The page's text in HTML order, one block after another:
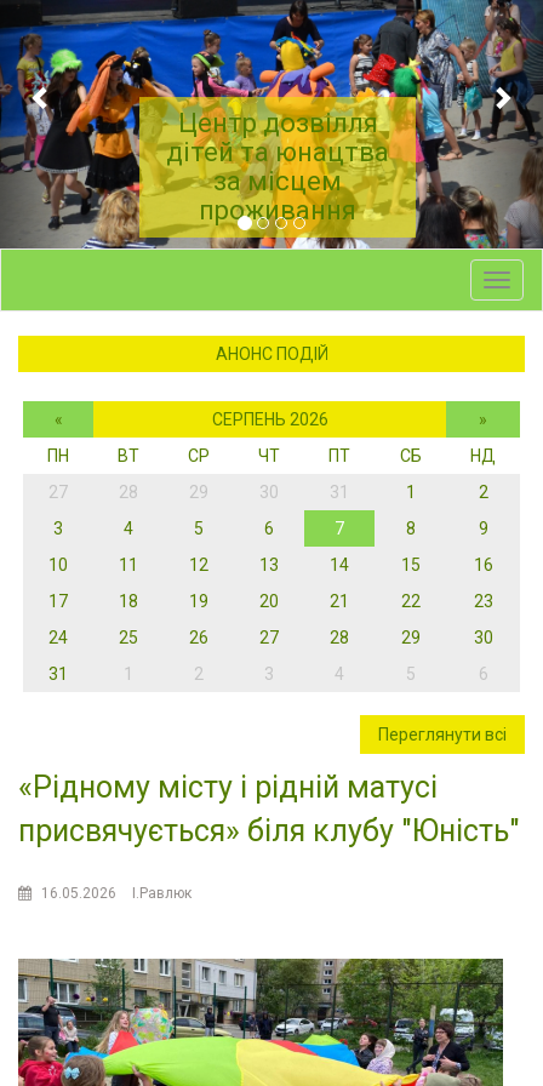
Центр дозвілля
дітей та юнацтва
за місцем
проживання
АНОНС ПОДІЙ
« СЕРПЕНЬ 2026
»
ПН
ВТ СР ЧТ ПТ СБ
НД
27
28 29 30 31 1
2
3
4 5 6 7 8
9
10
11 12 13 14 15
16
17
18 19 20 21 22
23
24
25 26 27 28 29
30
31
1 2 3 4 5 6
Переглянути всі
«Рідному місту і рідній матусі
присвячується» біля клубу "Юність"
16.05.2026 І.Равлюк